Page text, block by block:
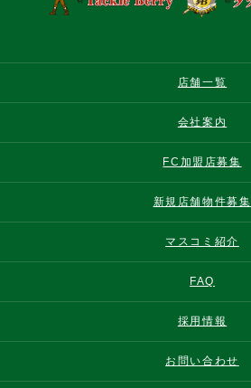
店舗一覧
会社案内
FC加盟店募集
新規店舗物件募集
マスコミ紹介
FAQ
採用情報
お問い合わせ